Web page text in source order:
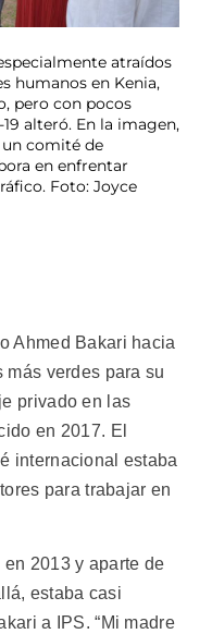
atraídos
humanos en Kenia,
pero con pocos
alteró. En la imagen,
comité de
en enfrentar
Foto: Joyce
Ahmed Bakari hacia
más verdes para su
privado en las
en 2017. El
internacional estaba
para trabajar en
2013 y aparte de
estaba casi
a IPS. “Mi madre